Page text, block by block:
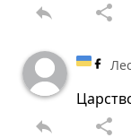
reply share
reply share